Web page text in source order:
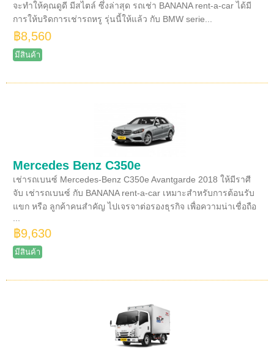
จะทำให้คุณดูดี มีสไตล์ ซึ่งล่าสุด รถเช่า BANANA rent-a-car ได้มี
การให้บริดการเช่ารถหรู รุ่นนี้ให้แล้ว กับ BMW serie...
฿8,560
มีสินค้า
Mercedes Benz C350e
เช่ารถเบนซ์ Mercedes-Benz C350e Avantgarde 2018 ให้มีราศี
จับ เช่ารถเบนซ์ กับ BANANA rent-a-car เหมาะสำหรับการต้อนรับ
แขก หรือ ลูกค้าคนสำคัญ ไปเจรจาต่อรองธุรกิจ เพื่อความน่าเชื่อถือ
฿9,630
มีสินค้า